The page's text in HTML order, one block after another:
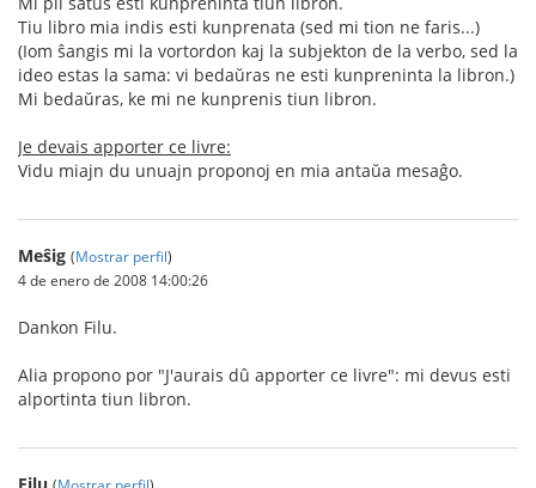
Tiu libro mia indis esti kunprenata (sed mi tion ne faris...)
(Iom ŝangis mi la vortordon kaj la subjekton de la verbo, sed la
ideo estas la sama: vi bedaŭras ne esti kunpreninta la libron.)
Mi bedaŭras, ke mi ne kunprenis tiun libron.
Je devais apporter ce livre:
Vidu miajn du unuajn proponoj en mia antaŭa mesaĝo.
Meŝig (Mostrar perfil)
4 de enero de 2008 14:00:26
Dankon Filu.
Alia propono por "J'aurais dû apporter ce livre": mi devus esti
alportinta tiun libron.
Filu (Mostrar perfil)